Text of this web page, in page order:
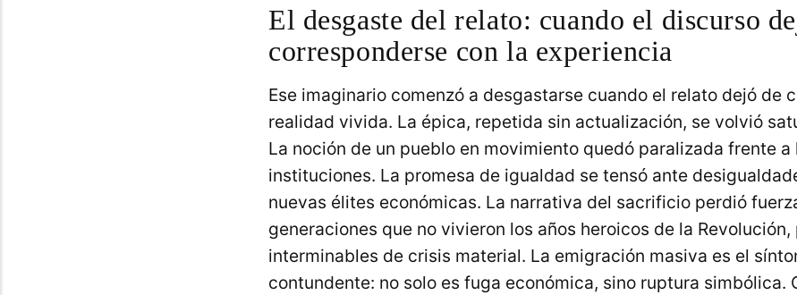
El desgaste del relato: cuando el discurso
corresponderse con la experiencia
Ese imaginario comenzó a desgastarse cuando el relato dejó de
realidad vivida. La épica, repetida sin actualización, se volvió
La noción de un pueblo en movimiento quedó paralizada frente
instituciones. La promesa de igualdad se tensó ante
nuevas élites económicas. La narrativa del sacrificio perdió
generaciones que no vivieron los años heroicos de la
interminables de crisis material. La emigración masiva es el
contundente: no solo es fuga económica, sino ruptura simbólica.